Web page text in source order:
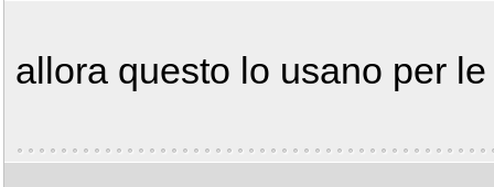
allora questo lo usano per